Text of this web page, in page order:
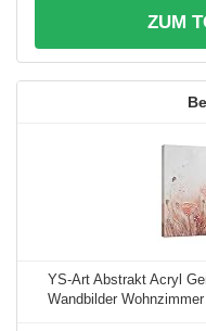
ZUM
YS-Art Abstrakt Acryl
Wandbilder